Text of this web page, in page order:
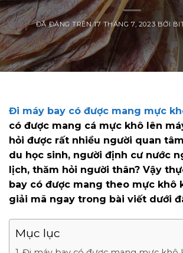
ĐÃ ĐĂNG TRÊN17 THÁNG 7, 2023 BỞI
Đi máy bay có được mang mực
có được mang cá mực khô lên
hỏi được rất nhiều người quan
du học sinh, người định cư nước
lịch, thăm hỏi người thân? Vậy
bay có được mang theo mực khô
giải mã ngay trong bài viết dưới
Mục lục